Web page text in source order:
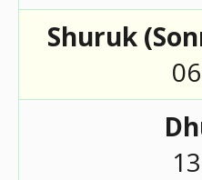
Shuruk